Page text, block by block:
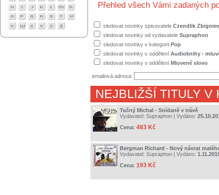
Přehled všech Vámi zadaných
sledovat novinky spisovatele Czendlik
sledovat novinky od vydavatele Supraphon
sledovat novinky v kategorii Pop
sledovat novinky v oddělení Audioknihy -
sledovat novinky v oddělení Mluvené slovo
emailová adresa:
NEJBLIŽŠÍ TITULY V
Tučný Michal - Snídaně v trávě
Vydavatel: Supraphon | Vydáno:
Cena: 483 Kč
Bergman Richard - Nový návrat
Vydavatel: Supraphon | Vydáno:
Cena: 193 Kč